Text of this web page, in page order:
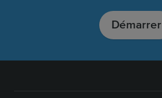
Démarrer